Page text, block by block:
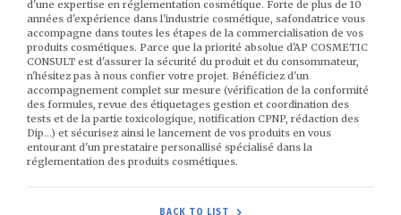
d'une expertise en réglementation cosmétique. Forte de plus de 10
années d'expérience dans l'industrie cosmétique, safondatrice vous
accompagne dans toutes les étapes de la commercialisation de vos
produits cosmétiques. Parce que la priorité absolue d'AP COSMETIC
CONSULT est d'assurer la sécurité du produit et du consommateur,
n'hésitez pas à nous confier votre projet. Bénéficiez d'un
accompagnement complet sur mesure (vérification de la conformité
des formules, revue des étiquetages gestion et coordination des
tests et de la partie toxicologique, notification CPNP, rédaction des
Dip...) et sécurisez ainsi le lancement de vos produits en vous
entourant d'un prestataire personallisé spécialisé dans la
réglementation des produits cosmétiques.
BACK TO LIST